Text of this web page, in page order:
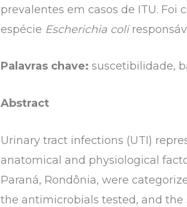
prevalentes em casos de ITU. Foi
espécie Escherichia coli
Palavras chave: suscetibilidade,
Abstract
Urinary tract infections (UTI)
anatomical and physiological
Paraná, Rondônia, were
the antimicrobials tested, and